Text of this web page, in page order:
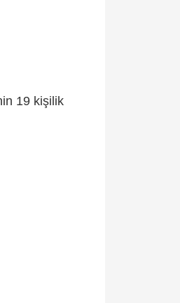
19 kişilik